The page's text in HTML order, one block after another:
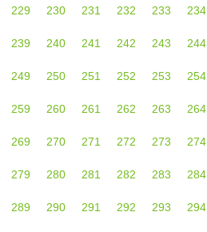
229 230 231 232 233 234
239 240 241 242 243 244
249 250 251 252 253 254
259 260 261 262 263 264
269 270 271 272 273 274
279 280 281 282 283 284
289 290 291 292 293 294